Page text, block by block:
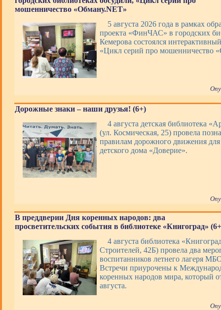
мошенничество «Обману.NET»
5 августа 2026 года в рамках
проекта «ФинЧАС» в городских
Кемерова состоялся
«Цикл серий про мошенничество
Дорожные знаки – наши друзья! (6+)
4 августа детская библиотека
(ул. Космическая, 25) провела
правилам дорожного движения
детского дома «Доверие».
В преддверии Дня коренных народов: два
просветительских события в библиотеке «Книгоград»
4 августа библиотека
Строителей, 42Б) провела два
воспитанников летнего лагеря
Встречи приурочены к
коренных народов мира, который
августа.